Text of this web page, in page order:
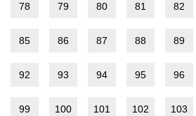
78 79 80 81 82
85 86 87 88 89
92 93 94 95 96
99 100 101 102 103